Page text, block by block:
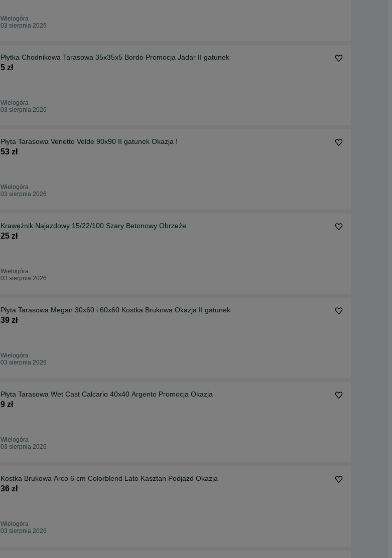
Wielogóra
03 sierpnia 2026
Płytka Chodnikowa Tarasowa 35x35x5 Bordo Promocja Jadar II gatunek
5 zł
Wielogóra
03 sierpnia 2026
Płyta Tarasowa Venetto Velde 90x90 II gatunek Okazja !
53 zł
Wielogóra
03 sierpnia 2026
Krawężnik Najazdowy 15/22/100 Szary Betonowy Obrzeże
25 zł
Wielogóra
03 sierpnia 2026
Płyta Tarasowa Megan 30x60 i 60x60 Kostka Brukowa Okazja II gatunek
39 zł
Wielogóra
03 sierpnia 2026
Płyta Tarasowa Wet Cast Calcario 40x40 Argento Promocja Okazja
9 zł
Wielogóra
03 sierpnia 2026
Kostka Brukowa Arco 6 cm Colorblend Lato Kasztan Podjazd Okazja
36 zł
Wielogóra
03 sierpnia 2026